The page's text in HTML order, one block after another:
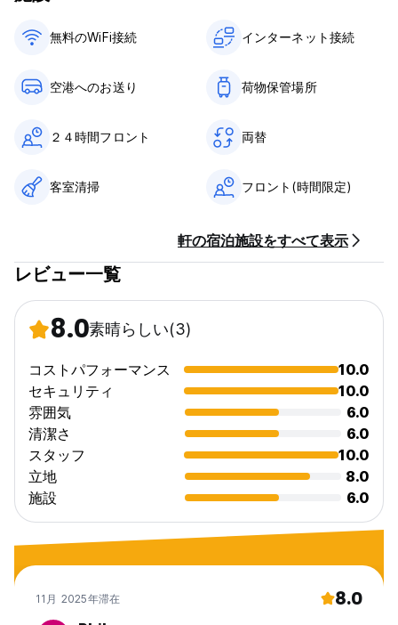
める旅行者にユニークで本物の体験を提供します。
キャンセルポリシー：ご到着の3日前まで。キャンセルが遅れた
金されます。
12:00前にチェックアウト
税金は含まれておりません (15%)
朝食は含まれておりません
一般的な：
24時間受付。
18+
(Auto-translated from original language)
無料のWiFi接続 インターネット接続
空港へのお送り 荷物保管場所
２４時間フロント 両替
客室清掃 フロント(時間限定)
軒の宿泊施設をすべて表示
レビュー一覧
8.0素晴らしい(3)
コストパフォーマンス
10.0
セキュリティ
10.0
雰囲気
6.0
清潔さ
6.0
スタッフ
10.0
立地
8.0
施設
6.0
11月 2025年滞在 8.0